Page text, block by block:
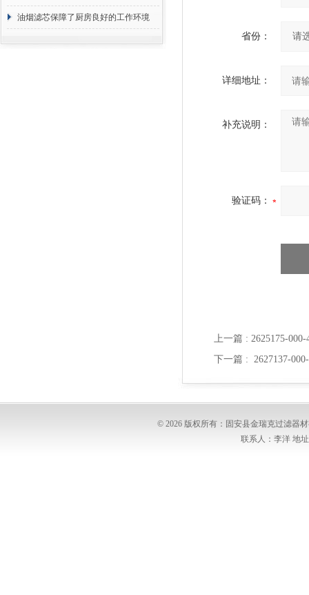
断
油烟滤芯保障了厨房良好的工作环境
省份：
详细地址：
补充说明：
验证码：
上一篇 : 2625175-
下一篇 : 2627137-
© 2026 版权所有：固安县金瑞克过滤器
联系人：李洋 地